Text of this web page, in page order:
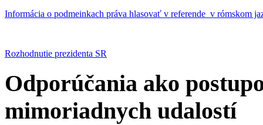
Informácia o podmeinkach práva hlasovať v referende v rómskom
Rozhodnutie prezidenta SR
Odporúčania ako
mimoriadnych udalostí